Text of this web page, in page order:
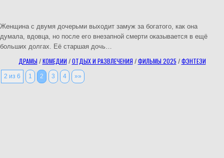
Женщина с двумя дочерьми выходит замуж за богатого, как она
думала, вдовца, но после его внезапной смерти оказывается в ещё
больших долгах. Её старшая дочь…
ДРАМЫ /КОМЕДИИ /ОТДЫХ И РАЗВЛЕЧЕНИЯ /ФИЛЬМЫ 2025 /ФЭНТЕЗИ
2 из 6 1 2 3 4 »»